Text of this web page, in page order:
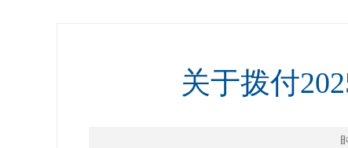
关于拨付